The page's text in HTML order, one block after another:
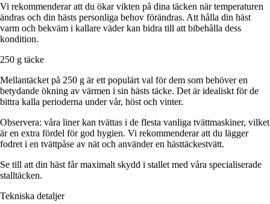
Vi rekommenderar att du ökar vikten på dina täcken när temperaturen
ändras och din hästs personliga behov förändras. Att hålla din häst
varm och bekväm i kallare väder kan bidra till att bibehålla dess
kondition.
250 g täcke
Mellantäcket på 250 g är ett populärt val för dem som behöver en
betydande ökning av värmen i sin hästs täcke. Det är idealiskt för de
bittra kalla perioderna under vår, höst och vinter.
Observera: våra liner kan tvättas i de flesta vanliga tvättmaskiner, vilket
är en extra fördel för god hygien. Vi rekommenderar att du lägger
fodret i en tvättpåse av nät och använder en hästtäckestvätt.
Se till att din häst får maximalt skydd i stallet med våra specialiserade
stalltäcken.
Tekniska detaljer